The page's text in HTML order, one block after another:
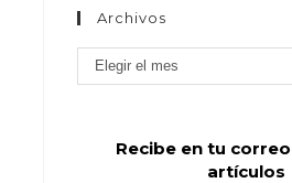
Archivos
Archivos
Elegir el mes
Recibe en tu
artículos